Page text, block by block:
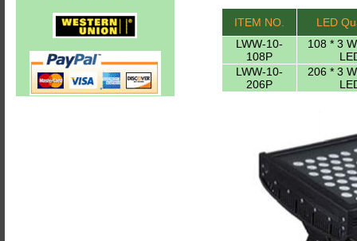
ITEM NO.
LED
LWW-10-
108P
108 * 3
LWW-10-
206P
206 * 3